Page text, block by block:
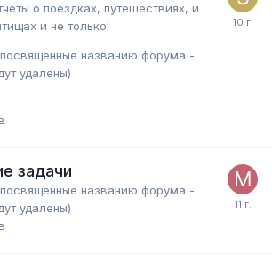
о поездках, путешествиях, и
и не только!
названию форума -
удалены)
задачи
названию форума -
удалены)